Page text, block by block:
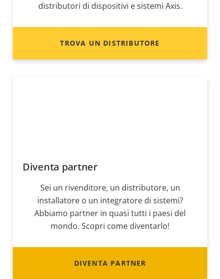
distributori di dispositivi e sistemi Axis.
TROVA UN DISTRIBUTORE
Diventa partner
Sei un rivenditore, un distributore, un
installatore o un integratore di sistemi?
Abbiamo partner in quasi tutti i paesi del
mondo. Scopri come diventarlo!
DIVENTA PARTNER